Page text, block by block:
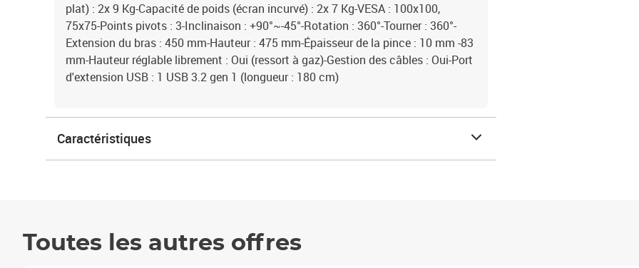
plat) : 2x 9 Kg-Capacité de poids (écran incurvé) : 2x 7 Kg-VESA : 100x100,
75x75-Points pivots : 3-Inclinaison : +90°~-45°-Rotation : 360°-Tourner : 360°-
Extension du bras : 450 mm-Hauteur : 475 mm-Épaisseur de la pince : 10 mm -83
mm-Hauteur réglable librement : Oui (ressort à gaz)-Gestion des câbles : Oui-Port
d'extension USB : 1 USB 3.2 gen 1 (longueur : 180 cm)
Caractéristiques
Toutes les autres offres